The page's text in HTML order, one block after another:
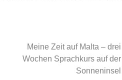
Meine Zeit auf Malta – drei
Wochen Sprachkurs auf der
Sonneninsel